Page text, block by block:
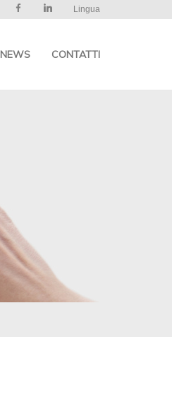
Lingua
NEWS CONTATTI